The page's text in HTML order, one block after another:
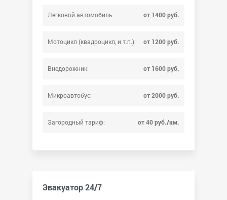
Легковой автомобиль: от 1400 руб.
Мотоцикл (квадроцикл, и т.п.): от 1200 руб.
Внедорожник: от 1600 руб.
Микроавтобус: от 2000 руб.
Загородный тариф: от 40 руб./км.
Эвакуатор 24/7